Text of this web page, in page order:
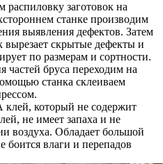
распиловку заготовок на
станке производим
выявления дефектов. Затем
скрытые дефекты и
по размерам и сортности.
частей бруса переходим на
станка склеиваем
который не содержит
не имеет запаха и не
воздуха. Обладает большой
боится влаги и перепадов